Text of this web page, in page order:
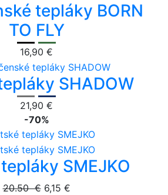
tepláky BORN
TO FLY
16,90 €
SHADOW
21,90 €
-70%
SMEJKO
20.50 € 6,15 €